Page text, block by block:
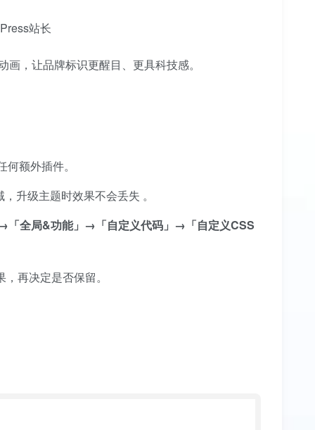
站长
，让品牌标识更醒目、更具科技感。
额外插件。
，升级主题时效果不会丢失 。
「全局&功能」→「自定义代码」→「自定义CSS
再决定是否保留。